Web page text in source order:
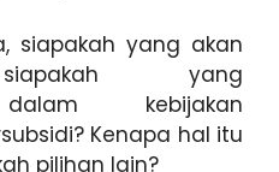
siapakah yang akan
yang
kebijakan
Kenapa hal itu
pilihan lain?